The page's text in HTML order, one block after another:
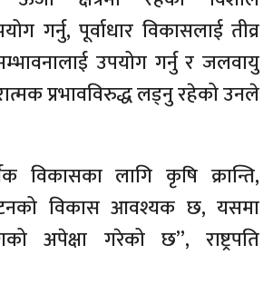
गर्नु, पूर्वाधार विकासलाई तीव्र
उपयोग गर्नु र जलवायु
प्रभावविरुद्ध लड्नु रहेको उनले
विकासका लागि कृषि क्रान्ति,
विकास आवश्यक छ, यसमा
अपेक्षा गरेको छ”, राष्ट्रपति